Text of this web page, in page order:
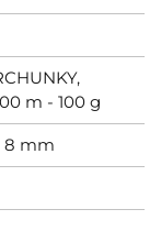
m - 100 g
8 mm